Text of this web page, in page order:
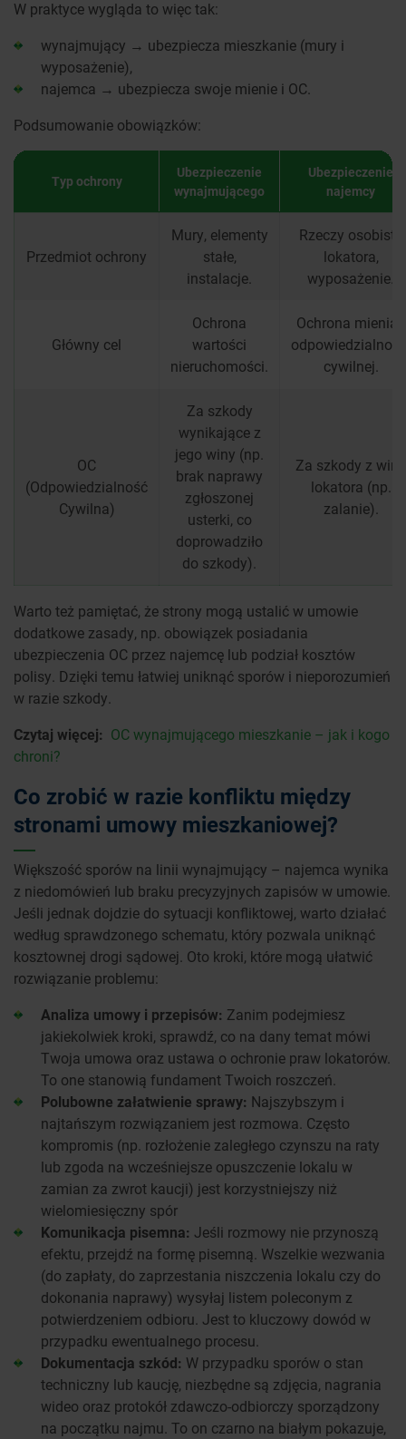
W praktyce wygląda to więc tak:
wynajmujący → ubezpiecza mieszkanie (mury i
wyposażenie),
najemca → ubezpiecza swoje mienie i OC.
Podsumowanie obowiązków:
Typ ochrony
Ubezpieczenie
wynajmującego
Ubezpieczenie
najemcy
Przedmiot ochrony
Mury, elementy
stałe,
instalacje.
Rzeczy osobiste
lokatora,
wyposażenie.
Główny cel
Ochrona
wartości
nieruchomości.
Ochrona mienia i
cywilnej.
OC
(Odpowiedzialność
Cywilna)
Za szkody
wynikające z
jego winy (np.
brak naprawy
zgłoszonej
usterki, co
doprowadziło
do szkody).
Za szkody z winy
lokatora (np.
zalanie).
Warto też pamiętać, że strony mogą ustalić w umowie
dodatkowe zasady, np. obowiązek posiadania
ubezpieczenia OC przez najemcę lub podział kosztów
polisy. Dzięki temu łatwiej uniknąć sporów i nieporozumień
w razie szkody.
Czytaj więcej: OC wynajmującego mieszkanie – jak i kogo
chroni?
Co zrobić w razie konfliktu między
stronami umowy mieszkaniowej?
Większość sporów na linii wynajmujący – najemca wynika
z niedomówień lub braku precyzyjnych zapisów w umowie.
Jeśli jednak dojdzie do sytuacji konfliktowej, warto działać
według sprawdzonego schematu, który pozwala uniknąć
kosztownej drogi sądowej. Oto kroki, które mogą ułatwić
rozwiązanie problemu:
Analiza umowy i przepisów: Zanim podejmiesz
jakiekolwiek kroki, sprawdź, co na dany temat mówi
Twoja umowa oraz ustawa o ochronie praw lokatorów.
To one stanowią fundament Twoich roszczeń.
Polubowne załatwienie sprawy: Najszybszym i
najtańszym rozwiązaniem jest rozmowa. Często
kompromis (np. rozłożenie zaległego czynszu na raty
lub zgoda na wcześniejsze opuszczenie lokalu w
zamian za zwrot kaucji) jest korzystniejszy niż
wielomiesięczny spór
Komunikacja pisemna: Jeśli rozmowy nie przynoszą
efektu, przejdź na formę pisemną. Wszelkie wezwania
(do zapłaty, do zaprzestania niszczenia lokalu czy do
dokonania naprawy) wysyłaj listem poleconym z
potwierdzeniem odbioru. Jest to kluczowy dowód w
przypadku ewentualnego procesu.
Dokumentacja szkód: W przypadku sporów o stan
techniczny lub kaucję, niezbędne są zdjęcia, nagrania
wideo oraz protokół zdawczo-odbiorczy sporządzony
na początku najmu. To on czarno na białym pokazuje,